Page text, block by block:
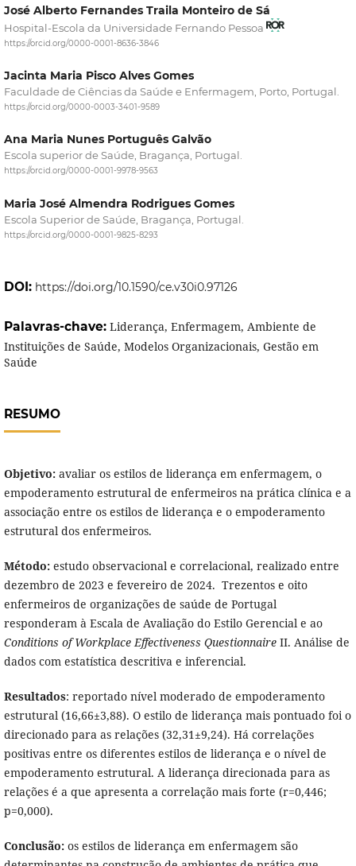
José Alberto Fernandes Traila Monteiro de Sá
Hospital-Escola da Universidade Fernando Pessoa
https://orcid.org/0000-0001-8636-3846
Jacinta Maria Pisco Alves Gomes
Faculdade de Ciências da Saúde e Enfermagem, Porto, Portugal.
https://orcid.org/0000-0003-3401-9589
Ana Maria Nunes Português Galvão
Escola superior de Saúde, Bragança, Portugal.
https://orcid.org/0000-0001-9978-9563
Maria José Almendra Rodrigues Gomes
Escola Superior de Saúde, Bragança, Portugal.
https://orcid.org/0000-0001-9825-8293
DOI: https://doi.org/10.1590/ce.v30i0.97126
Palavras-chave: Liderança, Enfermagem, Ambiente de
Instituições de Saúde, Modelos Organizacionais, Gestão em
Saúde
RESUMO
Objetivo:avaliar os estilos de liderança em enfermagem, o
empoderamento estrutural de enfermeiros na prática clínica e a
associação entre os estilos de liderança e o empoderamento
estrutural dos enfermeiros.
Método:estudo observacional e correlacional, realizado entre
dezembro de 2023 e fevereiro de 2024. Trezentos e oito
enfermeiros de organizações de saúde de Portugal
responderam à Escala de Avaliação do Estilo Gerencial e ao
Conditions of Workplace Effectiveness Questionnaire II. Análise de
dados com estatística descritiva e inferencial.
Resultados: reportado nível moderado de empoderamento
estrutural (16,66±3,88). O estilo de liderança mais pontuado foi o
direcionado para as relações (32,31±9,24). Há correlações
positivas entre os diferentes estilos de liderança e o nível de
empoderamento estrutural. A liderança direcionada para as
relações é a que apresenta a correlação mais forte (r=0,446;
p=0,000).
Conclusão:os estilos de liderança em enfermagem são